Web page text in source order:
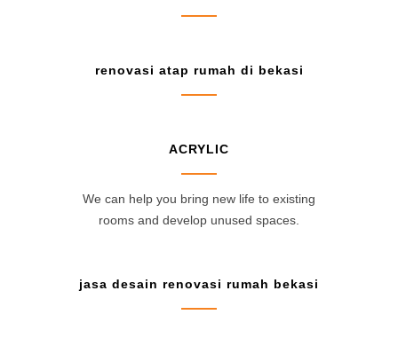
renovasi atap rumah di bekasi
ACRYLIC
We can help you bring new life to existing
rooms and develop unused spaces.
jasa desain renovasi rumah bekasi